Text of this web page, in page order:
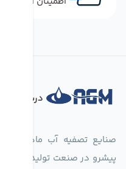
درباره
پیشرو در صنعت تولید